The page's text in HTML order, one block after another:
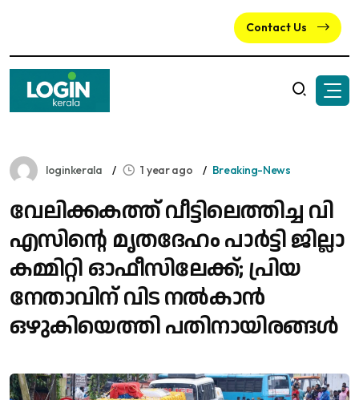
Contact Us
loginkerala 1 year ago Breaking-News
വേലിക്കകത്ത് വീട്ടിലെത്തിച്ച വി
എസിന്റെ മൃതദേഹം പാര്‍ട്ടി ജില്ലാ
കമ്മിറ്റി ഓഫീസിലേക്ക്; പ്രിയ
നേതാവിന് വിട നൽകാൻ
ഒഴുകിയെത്തി പതിനായിരങ്ങൾ